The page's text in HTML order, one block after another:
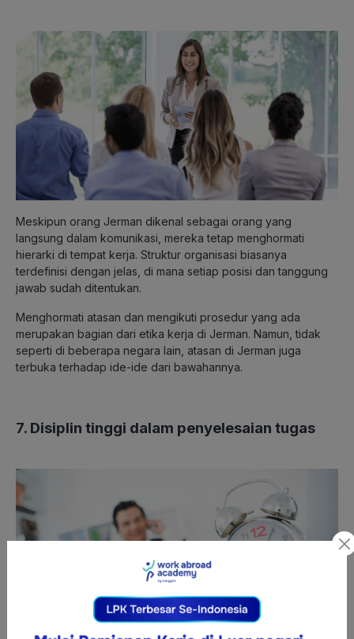
Meskipun orang Jerman dikenal sebagai orang yang
langsung dalam komunikasi, mereka tetap menghormati
hierarki di tempat kerja. Struktur organisasi biasanya
terdefinisi dengan jelas, di mana setiap posisi dan tanggung
jawab sudah ditentukan.
Menghormati atasan dan mengikuti prosedur yang ada
merupakan bagian dari etika kerja di Jerman. Namun, tidak
seperti di beberapa negara lain, atasan di Jerman juga
terbuka terhadap ide-ide dari bawahannya.
7. Disiplin tinggi dalam penyelesaian tugas